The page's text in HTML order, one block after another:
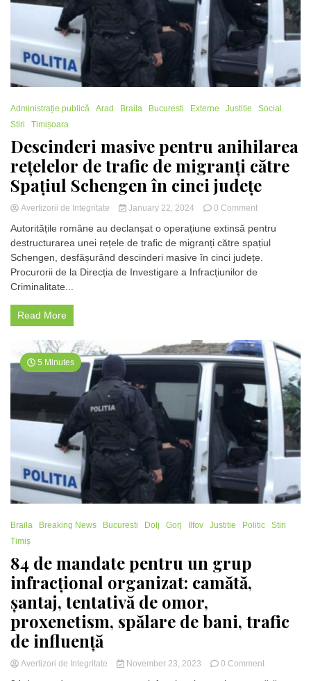
Sector
Administrație publică Arad Braila Bucuresti Externe Justitie
Social
Stiri
Timișoara
Descinderi masive pentru anihilarea
rețelelor de trafic de migranți către
Spațiul Schengen în cinci județe
Avertizorii de Integritate January 22, 2024 0 Commenton
masive
pentru
anihilarea
rețelelor
Spațiul
Schengen
în
cinci
județe
Autoritățile române au declanșat o operațiune extinsă pentru
destructurarea unei rețele de trafic de migranți către spațiul
Schengen, desfășurând descinderi masive în cinci județe.
Procurorii de la Direcția de Investigare a Infracțiunilor de
Criminalitate...
Read More
5 Minutes
Braila Breaking News Bucuresti Dolj Gorj Ilfov Justitie Politic
Stiri
Timiș
84 de mandate pentru un grup
infracțional organizat: camătă,
șantaj, tentativă de omor,
proxenetism, spălare de bani, trafic
de influență
Avertizori de Integritate November 23, 2023 0 Commenton